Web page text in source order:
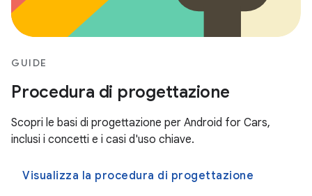
GUIDE
Procedura di progettazione
Scopri le basi di progettazione per Android for Cars,
inclusi i concetti e i casi d'uso chiave.
Visualizza la procedura di progettazione